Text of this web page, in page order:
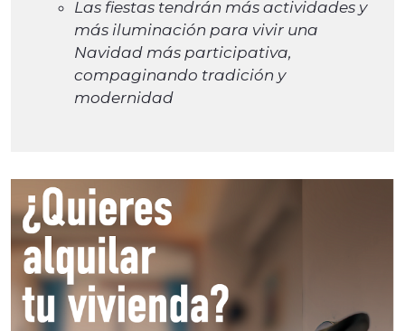
Las fiestas tendrán más actividades y
más iluminación para vivir una
Navidad más participativa,
compaginando tradición y
modernidad